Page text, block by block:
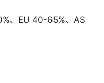
、EU 40-65%、AS